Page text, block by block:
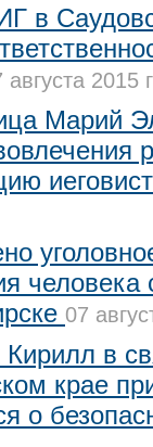
в
августа 2015
Марий
человека
07
Кирилл в
крае
о